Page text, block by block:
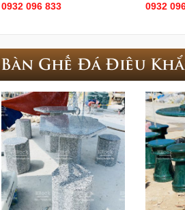
0932 096 833 0932
Bàn Ghế Đá Điêu